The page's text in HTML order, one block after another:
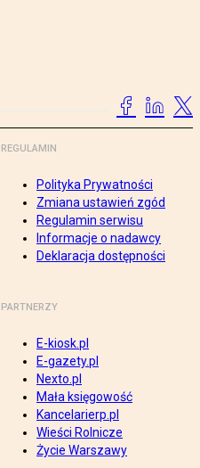
REGULAMIN
Polityka Prywatności
Zmiana ustawień zgód
Regulamin serwisu
Informacje o nadawcy
Deklaracja dostępności
PARTNERZY
E-kiosk.pl
E-gazety.pl
Nexto.pl
Mała księgowość
Kancelarierp.pl
Wieści Rolnicze
Życie Warszawy